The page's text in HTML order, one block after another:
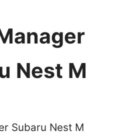
Nest M
Subaru Nest M